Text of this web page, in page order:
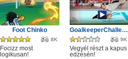
Foot Chinko
8K
Focizz most
logikusan!
GoalkeeperChallenge
9K
Vegyél részt a kapus
edzésén!